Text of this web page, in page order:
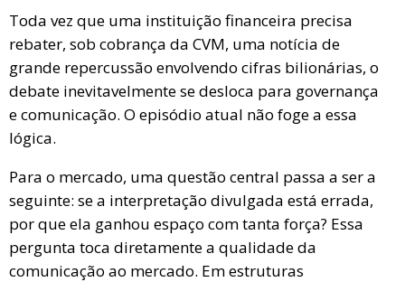
Toda vez que uma instituição financeira precisa
rebater, sob cobrança da CVM, uma notícia de
grande repercussão envolvendo cifras bilionárias, o
debate inevitavelmente se desloca para governança
e comunicação. O episódio atual não foge a essa
lógica.
Para o mercado, uma questão central passa a ser a
seguinte: se a interpretação divulgada está errada,
por que ela ganhou espaço com tanta força? Essa
pergunta toca diretamente a qualidade da
comunicação ao mercado. Em estruturas